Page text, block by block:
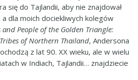
się do Tajlandii, aby nie znajdował
dla moich dociekliwych kolegów
and People of the Golden Triangle:
of Northern Thailand, Andersona
z lat 90. XX wieku, ale w wielu
w Indiach, Tajlandii… znajdziecie